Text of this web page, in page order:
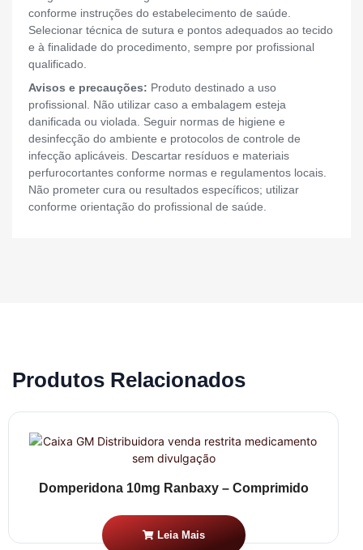
conforme instruções do estabelecimento de saúde.
Selecionar técnica de sutura e pontos adequados ao tecido
e à finalidade do procedimento, sempre por profissional
qualificado.
Avisos e precauções: Produto destinado a uso
profissional. Não utilizar caso a embalagem esteja
danificada ou violada. Seguir normas de higiene e
desinfecção do ambiente e protocolos de controle de
infecção aplicáveis. Descartar resíduos e materiais
perfurocortantes conforme normas e regulamentos locais.
Não prometer cura ou resultados específicos; utilizar
conforme orientação do profissional de saúde.
Produtos Relacionados
Domperidona 10mg Ranbaxy – Comprimido
Leia Mais